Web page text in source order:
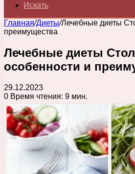
Искать
Главная/Диеты/Лечебные диеты
преимущества
Лечебные диеты
особенности и
29.12.2023
0 Время чтения: 9 мин.